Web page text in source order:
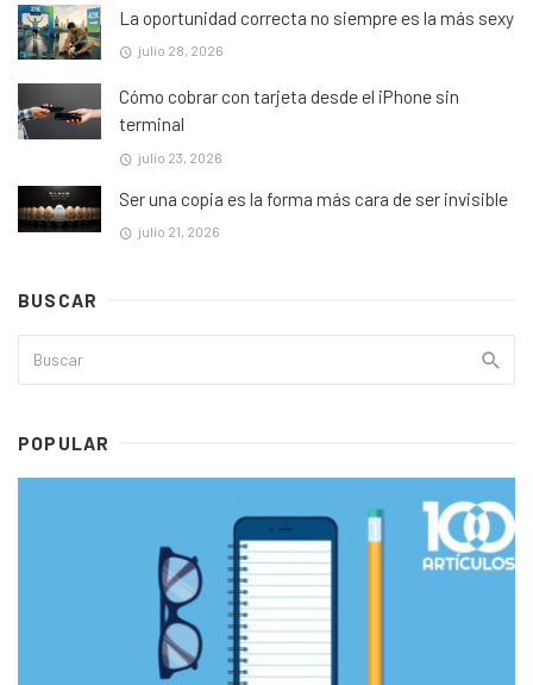
La oportunidad correcta no siempre es la más sexy
julio 28, 2026
Cómo cobrar con tarjeta desde el iPhone sin
terminal
julio 23, 2026
Ser una copia es la forma más cara de ser invisible
julio 21, 2026
BUSCAR
POPULAR